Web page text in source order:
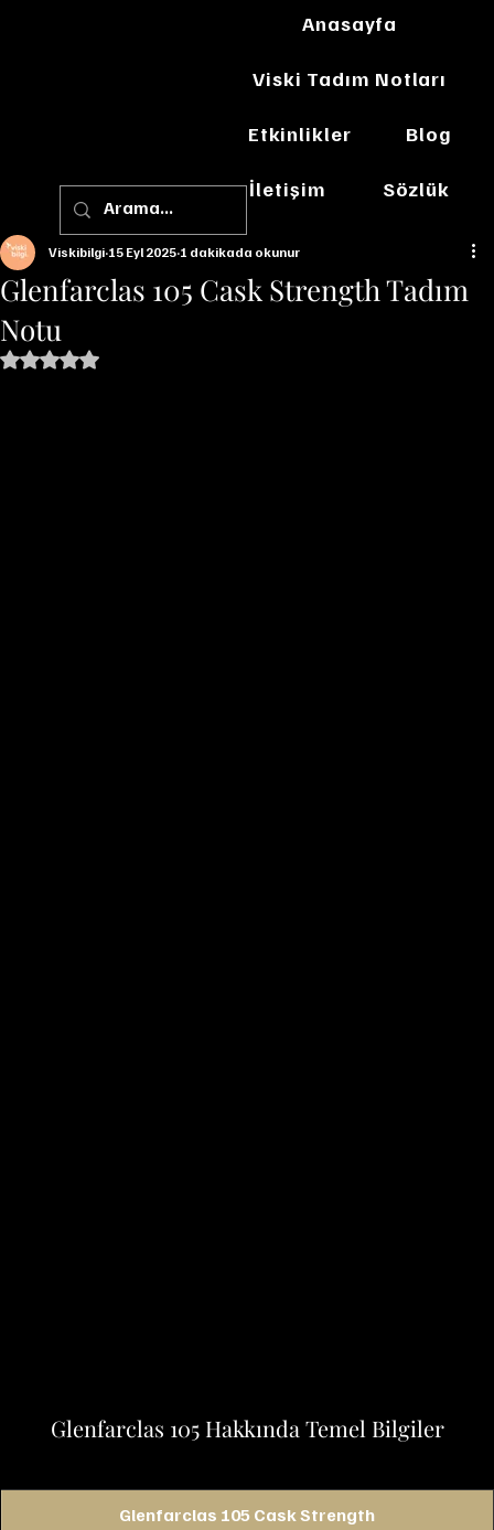
Anasayfa
Viski Tadım Notları
Etkinlikler Blog
İletişim Sözlük
Glenfarclas 105 Cask Strength Tadım
Notu
Viskibilgi 15 Eyl 2025 1 dakikada okunur
5 üzerinden NaN yıldız
Glenfarclas 105 Hakkında Temel Bilgiler
Glenfarclas 105 Cask Strength